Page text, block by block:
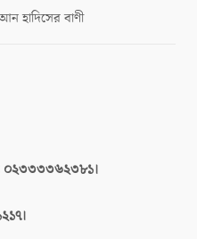
হাদিসের বাণী
০২৩৩৩৩৬২৩৮১।